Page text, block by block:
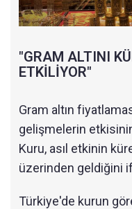
"GRAM ALTINI
ETKİLİYOR"
Gram altın
gelişmelerin
Kuru, asıl etkinin
üzerinden geldiğini
Türkiye'de kurun